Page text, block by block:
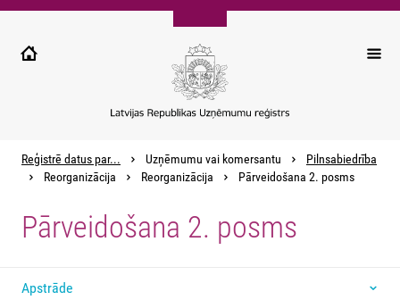
Pārlekt
galveno
Reģistrē datus par... Uzņēmumu vai komersantu
Pilnsabiedrība
Reorganizācija
Reorganizācija Pārveidošana 2. posms
Pārveidošana 2. posms
Apstrāde